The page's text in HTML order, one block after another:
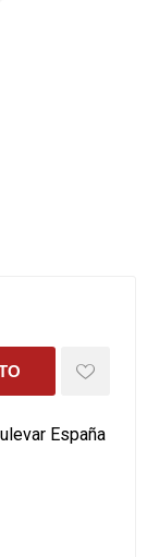
España